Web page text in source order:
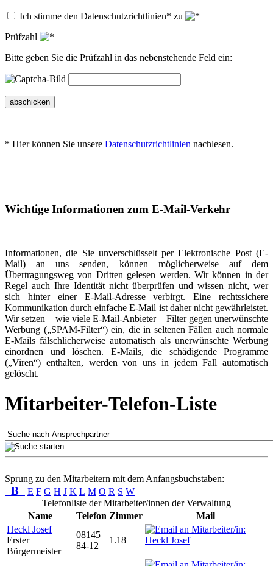
Ich stimme den Datenschutzrichtlinien* zu
Prüfzahl
Bitte geben Sie die Prüfzahl in das nebenstehende Feld ein:
abschicken
* Hier können Sie unsere Datenschutzrichtlinien nachlesen.
Wichtige Informationen zum E-Mail-Verkehr
Informationen, die Sie unverschlüsselt per Elektronische Post (E-
Mail) an uns senden, können möglicherweise auf dem
Übertragungsweg von Dritten gelesen werden. Wir können in der
Regel auch Ihre Identität nicht überprüfen und wissen nicht, wer
sich hinter einer E-Mail-Adresse verbirgt. Eine rechtssichere
Kommunikation durch einfache E-Mail ist daher nicht gewährleistet.
Wir setzen – wie viele E-Mail-Anbieter – Filter gegen unerwünschte
Werbung („SPAM-Filter“) ein, die in seltenen Fällen auch normale
E-Mails fälschlicherweise automatisch als unerwünschte Werbung
einordnen und löschen. E-Mails, die schädigende Programme
(„Viren“) enthalten, werden von uns in jedem Fall automatisch
gelöscht.
Mitarbeiter-Telefon-Liste
Sprung zu den Mitarbeitern mit dem Anfangsbuchstaben:
B E F G H J K L M O R S W
Telefonliste der Mitarbeiter/innen der Verwaltung
Name
Telefon Zimmer
Mail
Heckl Josef
Erster
Bürgermeister
08145
84-12
1.18